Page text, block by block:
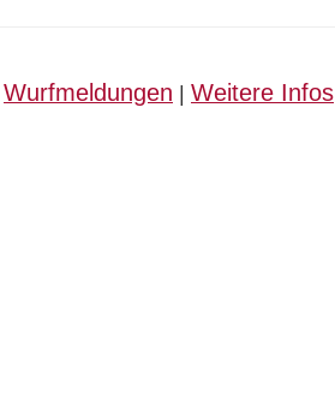
Wurfmeldungen | Weitere Infos